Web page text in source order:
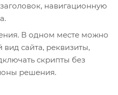
навигационную
В одном месте можно
сайта, реквизиты,
скрипты без
решения.